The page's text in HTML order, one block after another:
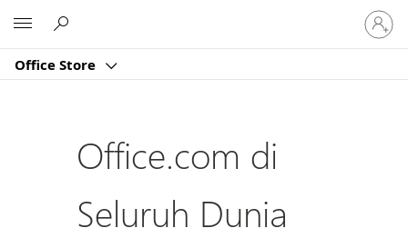
Office Store
Masuk
ke
akun
Office.com di
Seluruh Dunia